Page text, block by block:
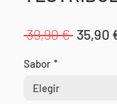
39,90 € Precio
35,90
Sabor *
Elegir